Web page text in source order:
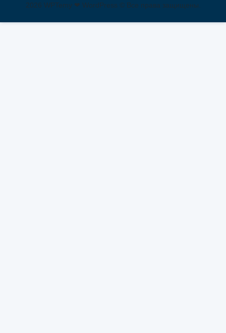
2026 WPTemy ❤ WordPress © Все права защищены.